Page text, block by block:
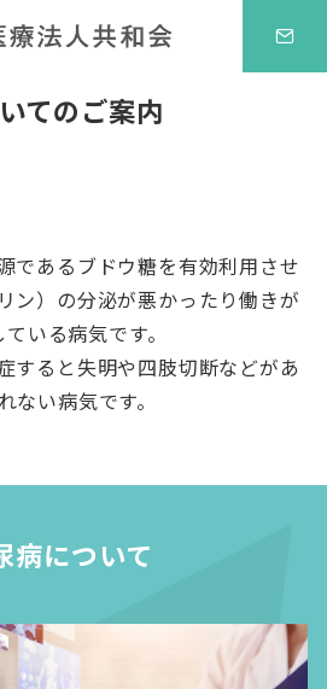
てのご案内
であるブドウ糖を有効利用させ
ン）の分泌が悪かったり働きが
いる病気です。
すると失明や四肢切断などがあ
ない病気です。
病について